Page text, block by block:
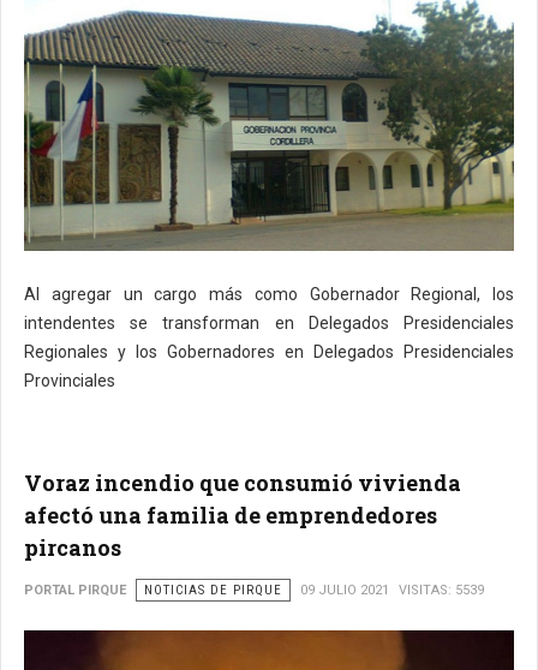
Al agregar un cargo más como Gobernador Regional, los
intendentes se transforman en Delegados Presidenciales
Regionales y los Gobernadores en Delegados Presidenciales
Provinciales
Voraz incendio que consumió vivienda
afectó una familia de emprendedores
pircanos
PORTAL PIRQUE NOTICIAS DE PIRQUE 09 JULIO 2021 VISITAS: 5539